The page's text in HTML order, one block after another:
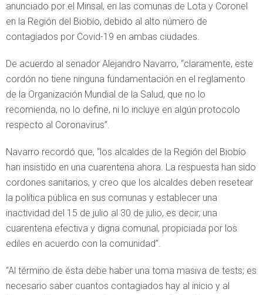
anunciado por el Minsal, en las comunas de Lota y Coronel
en la Región del Biobío, debido al alto número de
contagiados por Covid-19 en ambas ciudades.
De acuerdo al senador Alejandro Navarro, “claramente, este
cordón no tiene ninguna fundamentación en el reglamento
de la Organización Mundial de la Salud, que no lo
recomienda, no lo define, ni lo incluye en algún protocolo
respecto al Coronavirus”.
Navarro recordó que, “los alcaldes de la Región del Biobío
han insistido en una cuarentena ahora. La respuesta han sido
cordones sanitarios, y creo que los alcaldes deben resetear
la política pública en sus comunas y establecer una
inactividad del 15 de julio al 30 de julio, es decir, una
cuarentena efectiva y digna comunal, propiciada por los
ediles en acuerdo con la comunidad”.
“Al término de ésta debe haber una toma masiva de tests; es
necesario saber cuantos contagiados hay al inicio y al